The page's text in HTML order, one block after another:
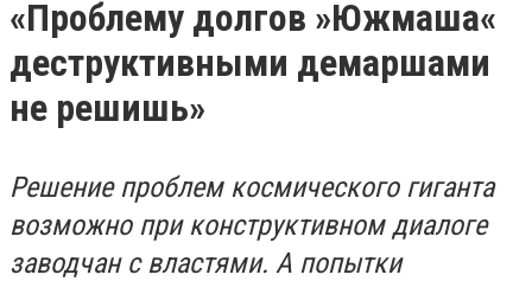
«Проблему долгов »Южмаша«
деструктивными демаршами
не решишь»
Решение проблем космического гиганта
возможно при конструктивном диалоге
заводчан с властями. А попытки